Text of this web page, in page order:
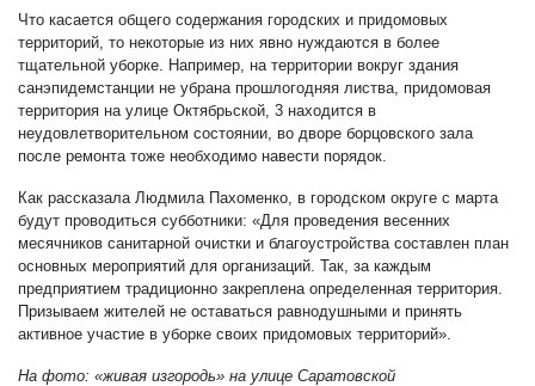
Что касается общего содержания городских и придомовых
территорий, то некоторые из них явно нуждаются в более
тщательной уборке. Например, на территории вокруг здания
санэпидемстанции не убрана прошлогодняя листва, придомовая
территория на улице Октябрьской, 3 находится в
неудовлетворительном состоянии, во дворе борцовского зала
после ремонта тоже необходимо навести порядок.
Как рассказала Людмила Пахоменко, в городском округе с марта
будут проводиться субботники: «Для проведения весенних
месячников санитарной очистки и благоустройства составлен план
основных мероприятий для организаций. Так, за каждым
предприятием традиционно закреплена определенная территория.
Призываем жителей не оставаться равнодушными и принять
активное участие в уборке своих придомовых территорий».
На фото: «живая изгородь» на улице Саратовской